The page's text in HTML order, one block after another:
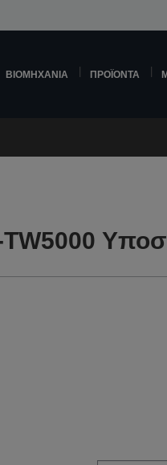
ΒΙΟΜΗΧΑΝΊΑ ΠΡΟΪΌΝΤΑ